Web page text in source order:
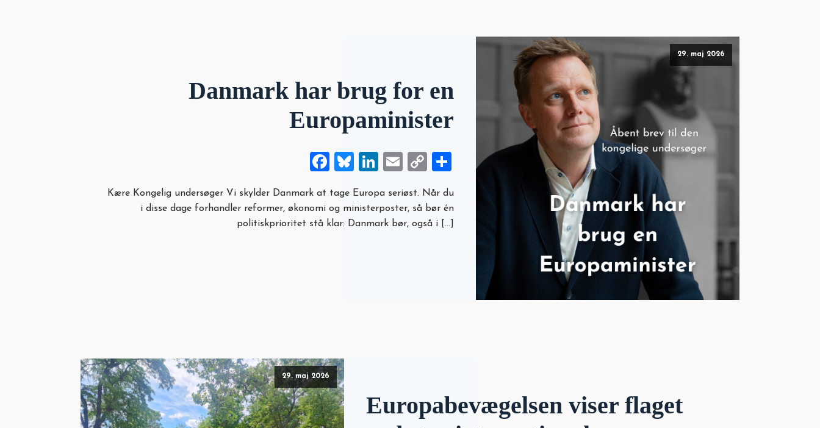
29. maj 2026
Danmark har brug for en
Europaminister
Facebook
Bluesky
LinkedIn
EmailCopyShare
Kære Kongelig undersøger Vi skylder Danmark at tage Europa seriøst. Når du
i disse dage forhandler reformer, økonomi og ministerposter, så bør én
politiskprioritet stå klar: Danmark bør, også i […]
29. maj 2026
Europabevægelsen viser flaget